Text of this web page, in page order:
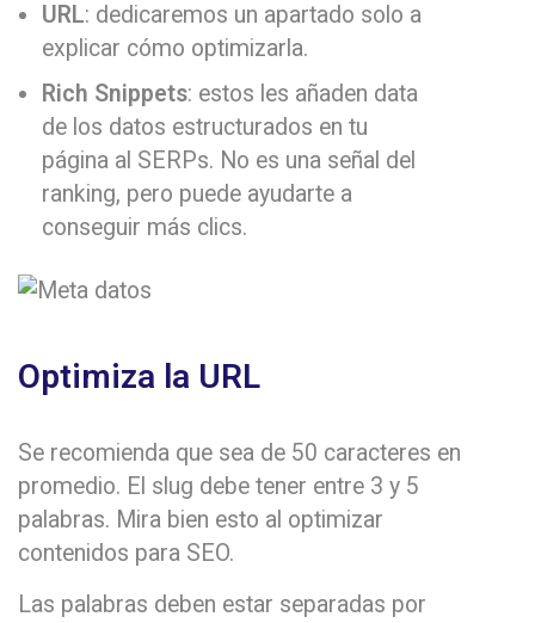
URL: dedicaremos un apartado solo a
explicar cómo optimizarla.
Rich Snippets: estos les añaden data
de los datos estructurados en tu
página al SERPs. No es una señal del
ranking, pero puede ayudarte a
conseguir más clics.
Optimiza la URL
Se recomienda que sea de 50 caracteres en
promedio. El slug debe tener entre 3 y 5
palabras. Mira bien esto al optimizar
contenidos para SEO.
Las palabras deben estar separadas por